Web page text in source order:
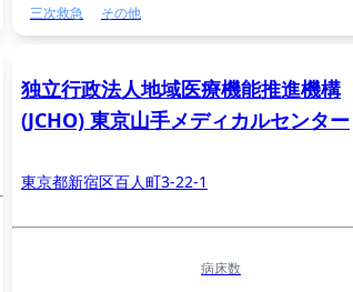
三次救急
その他
独立行政法人地域医療機能推進機構
(JCHO) 東京山手メディカルセンター
東京都新宿区百人町3-22-1
病床数